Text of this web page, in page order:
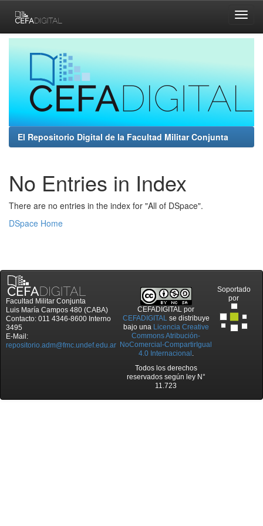
navigation
El Repositorio Digital de la Facultad Militar Conjunta
No Entries in Index
There are no entries in the index for "All of DSpace".
DSpace Home
Facultad Militar Conjunta
Luis María Campos 480 (CABA)
Contacto: 011 4346-8600 Interno
3495
E-Mail:
repositorio.adm@fmc.undef.edu.ar
CEFADIGITAL por
CEFADIGITALse distribuye
bajo una Licencia Creative
Commons Atribución-
NoComercial-CompartirIgual
4.0 Internacional .
Todos los derechos
reservados según ley N°
11.723
Soportado
por